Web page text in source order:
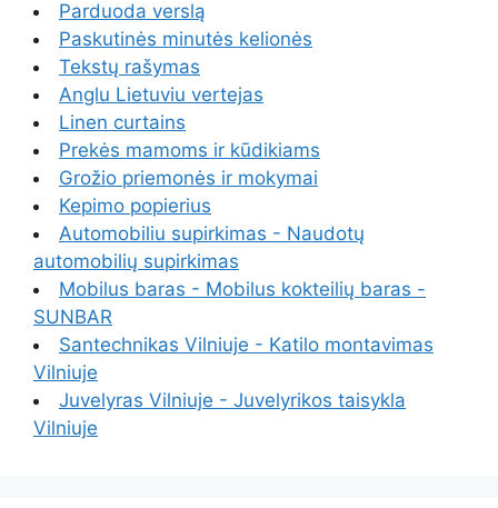
Parduoda verslą
Paskutinės minutės kelionės
Tekstų rašymas
Anglu Lietuviu vertejas
Linen curtains
Prekės mamoms ir kūdikiams
Grožio priemonės ir mokymai
Kepimo popierius
Automobiliu supirkimas - Naudotų
automobilių supirkimas
Mobilus baras - Mobilus kokteilių baras -
SUNBAR
Santechnikas Vilniuje - Katilo montavimas
Vilniuje
Juvelyras Vilniuje - Juvelyrikos taisykla
Vilniuje